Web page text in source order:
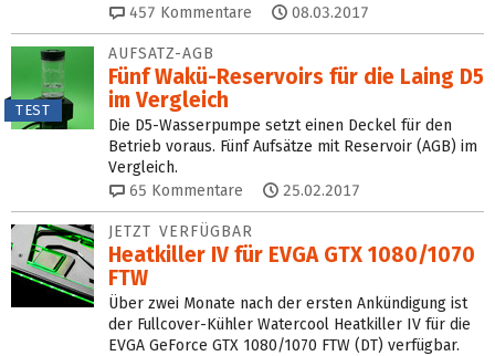
457 Kommentare 08.03.2017
TEST
AUFSATZ-AGB
Fünf Wakü-Reservoirs für die Laing D5
im Vergleich
Die D5-Wasserpumpe setzt einen Deckel für den
Betrieb voraus. Fünf Aufsätze mit Reservoir (AGB) im
Vergleich.
65 Kommentare 25.02.2017
JETZT VERFÜGBAR
Heatkiller IV für EVGA GTX 1080/1070
FTW
Über zwei Monate nach der ersten Ankündigung ist
der Fullcover-Kühler Watercool Heatkiller IV für die
EVGA GeForce GTX 1080/1070 FTW (DT) verfügbar.